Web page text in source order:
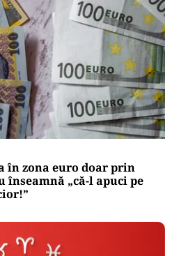
în zona euro doar prin
înseamnă „că-l apuci pe